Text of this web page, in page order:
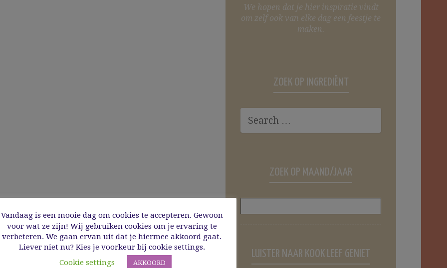
We hopen dat je hier inspiratie vindt
om zelf ook van elke dag een feestje te
maken.
ZOEK OP INGREDIËNT
ZOEK OP MAAND/JAAR
LUISTER NAAR KOOK LEEF GENIET
Vandaag is een mooie dag om cookies te accepteren. Gewoon
voor wat ze zijn! Wij gebruiken cookies om je ervaring te
verbeteren. We gaan ervan uit dat je hiermee akkoord gaat.
Liever niet nu? Kies je voorkeur bij cookie settings.
Cookie settings
AKKOORD